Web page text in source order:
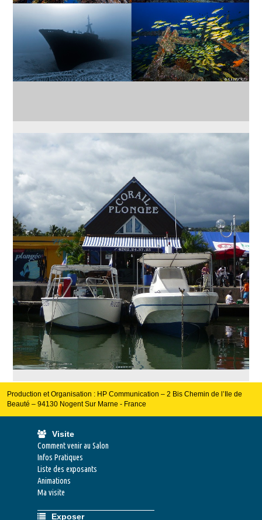
Production et Organisation : HP Communication – 2 Bis Chemin de l’Ile de
Beauté – 94130 Nogent Sur Marne - France
Visite
Comment venir au Salon
Infos Pratiques
Liste des exposants
Animations
Ma visite
Exposer